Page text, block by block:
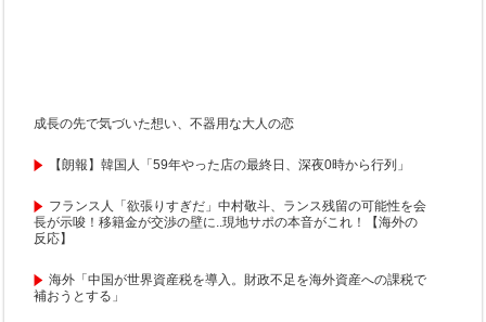
成長の先で気づいた想い、不器用な大人の恋
【朗報】韓国人「59年やった店の最終日、深夜0時から行列」
フランス人「欲張りすぎだ」中村敬斗、ランス残留の可能性を会
長が示唆！移籍金が交渉の壁に..現地サポの本音がこれ！【海外の
反応】
海外「中国が世界資産税を導入。財政不足を海外資産への課税で
補おうとする」